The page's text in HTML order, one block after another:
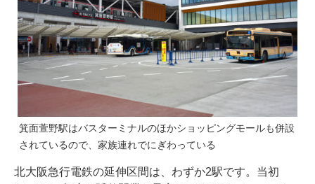
箕面萱野駅はバスターミナルのほかショッピングモールも併設
されているので、家族連れでにぎわっている
北大阪急行電鉄の延伸区間は、わずか2駅です。当初